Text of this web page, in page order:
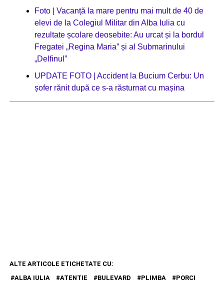
Foto | Vacanță la mare pentru mai mult de 40 de
elevi de la Colegiul Militar din Alba Iulia cu
rezultate școlare deosebite: Au urcat și la bordul
Fregatei „Regina Maria” și al Submarinului
„Delfinul”
UPDATE FOTO | Accident la Bucium Cerbu: Un
șofer rănit după ce s-a răsturnat cu mașina
ALTE ARTICOLE ETICHETATE CU:
ALBA IULIA
ATENTIE BULEVARD PLIMBA PORCI